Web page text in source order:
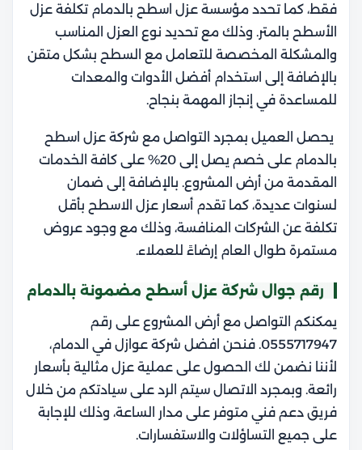
فقط، كما تحدد مؤسسة عزل اسطح بالدمام تكلفة عزل
الأسطح بالمتر. وذلك مع تحديد نوع العزل المناسب
والمشكلة المخصصة للتعامل مع السطح بشكل متقن
بالإضافة إلى استخدام أفضل الأدوات والمعدات
للمساعدة في إنجاز المهمة بنجاح.
يحصل العميل بمجرد التواصل مع شركة عزل اسطح
بالدمام على خصم يصل إلى 20% على كافة الخدمات
المقدمة من أرض المشروع. بالإضافة إلى ضمان
لسنوات عديدة، كما تقدم أسعار عزل الاسطح بأقل
تكلفة عن الشركات المنافسة، وذلك مع وجود عروض
مستمرة طوال العام إرضاءً للعملاء.
رقم جوال شركة عزل أسطح مضمونة بالدمام
يمكنكم التواصل مع أرض المشروع على رقم
0555717947. فنحن افضل شركة عوازل في الدمام،
لأننا نضمن لك الحصول على عملية عزل مثالية بأسعار
رائعة. وبمجرد الاتصال سيتم الرد على سيادتكم من خلال
فريق دعم فني متوفر على مدار الساعة، وذلك للإجابة
على جميع التساؤلات والاستفسارات.